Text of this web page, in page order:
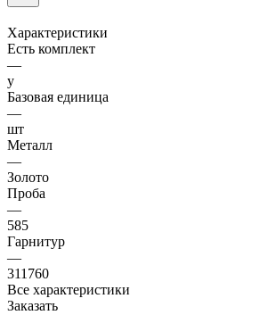
Характеристики
Есть комплект
—
y
Базовая единица
—
шт
Металл
—
Золото
Проба
—
585
Гарнитур
—
311760
Все характеристики
Заказать